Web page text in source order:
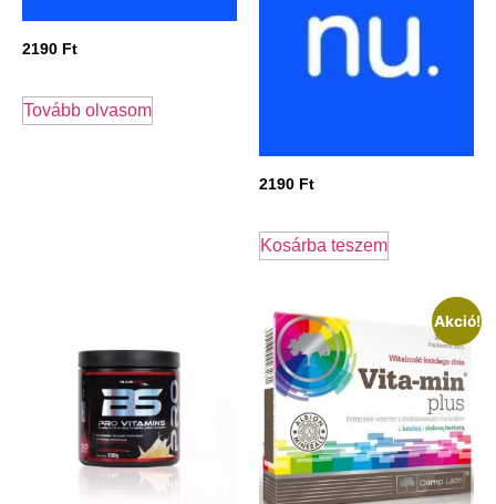
2190 Ft
Tovább olvasom
2190 Ft
Kosárba teszem
Akció!